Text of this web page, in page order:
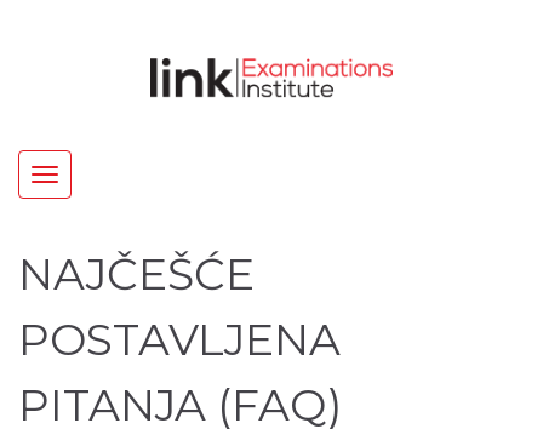
Toggle
navigation
NAJČEŠĆE
POSTAVLJENA
PITANJA (FAQ)